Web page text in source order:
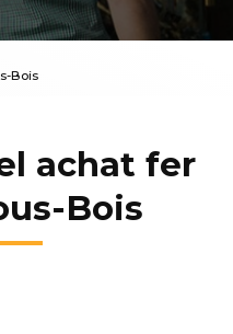
Bois
achat fer
Bois